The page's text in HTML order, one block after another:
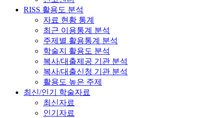
RISS 활용도 분석
자료 현황 통계
최근 이용통계 분석
주제별 활용통계 분석
학술지 활용도 분석
복사/대출제공 기관 분석
복사/대출신청 기관 분석
활용도 높은 주제
최신/인기 학술자료
최신자료
인기자료